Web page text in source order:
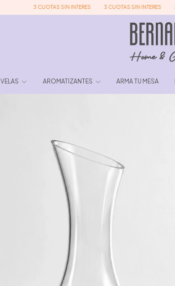
3 CUOTAS SIN INTERES 3 CUOTAS SIN INTERES 3
VELAS AROMATIZANTES ARMA TU MESA